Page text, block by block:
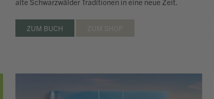
alte Schwarzwälder Traditionen in eine neue Zeit.
ZUM BUCH